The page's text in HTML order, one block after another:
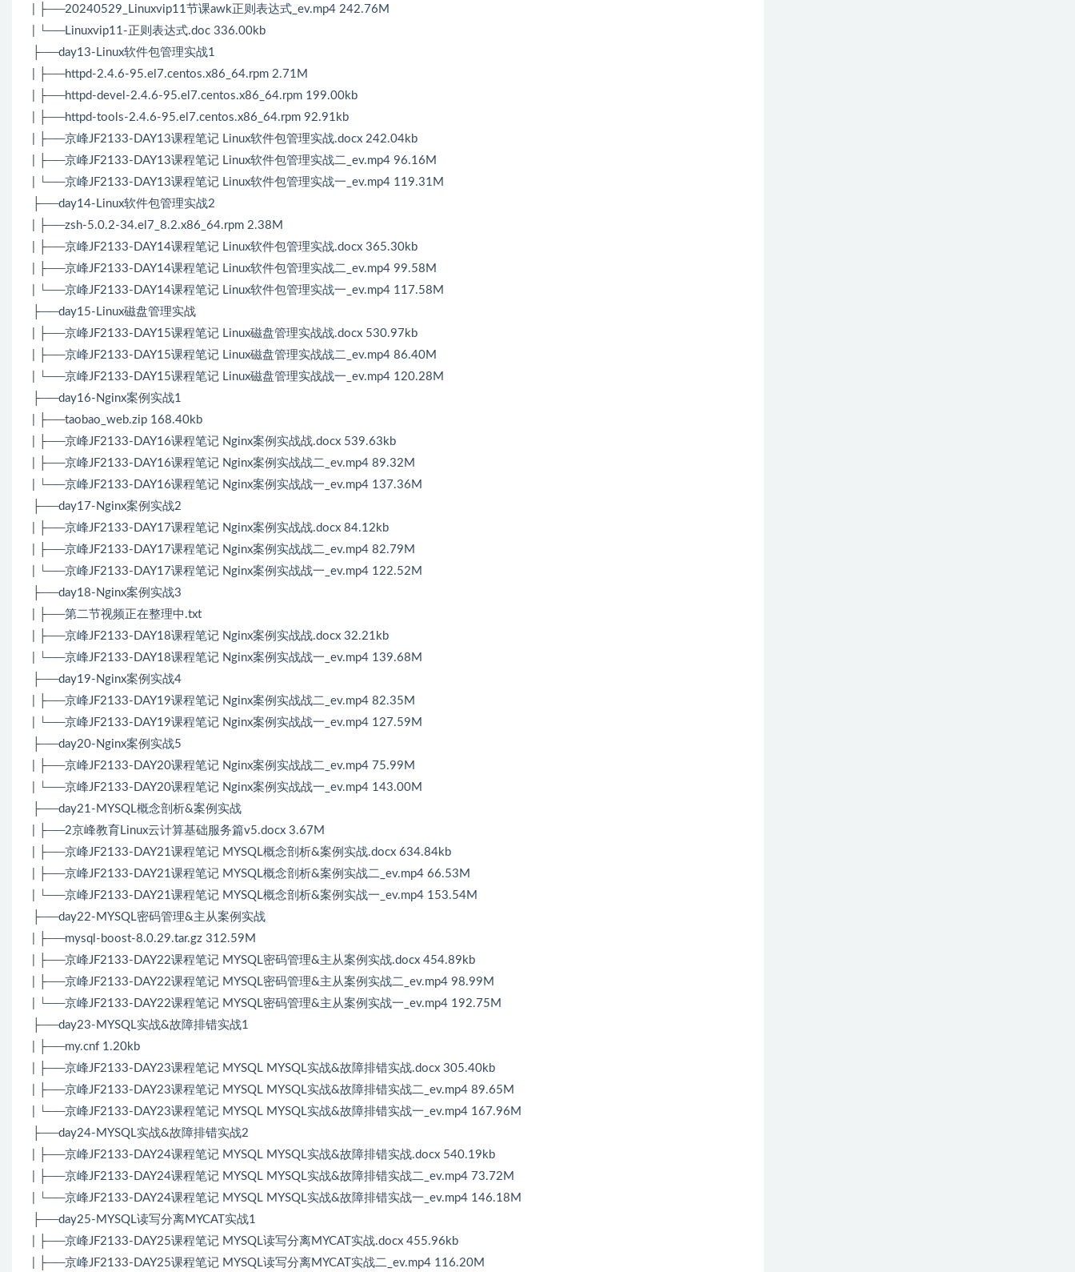
| ├──20240529_Linuxvip11节课awk正则表达式_ev.mp4 242.76M
| └──Linuxvip11-正则表达式.doc 336.00kb
├──day13-Linux软件包管理实战1
| ├──httpd-2.4.6-95.el7.centos.x86_64.rpm 2.71M
| ├──httpd-devel-2.4.6-95.el7.centos.x86_64.rpm 199.00kb
| ├──httpd-tools-2.4.6-95.el7.centos.x86_64.rpm 92.91kb
| ├──京峰JF2133-DAY13课程笔记 Linux软件包管理实战.docx 242.04kb
| ├──京峰JF2133-DAY13课程笔记 Linux软件包管理实战二_ev.mp4 96.16M
| └──京峰JF2133-DAY13课程笔记 Linux软件包管理实战一_ev.mp4 119.31M
├──day14-Linux软件包管理实战2
| ├──zsh-5.0.2-34.el7_8.2.x86_64.rpm 2.38M
| ├──京峰JF2133-DAY14课程笔记 Linux软件包管理实战.docx 365.30kb
| ├──京峰JF2133-DAY14课程笔记 Linux软件包管理实战二_ev.mp4 99.58M
| └──京峰JF2133-DAY14课程笔记 Linux软件包管理实战一_ev.mp4 117.58M
├──day15-Linux磁盘管理实战
| ├──京峰JF2133-DAY15课程笔记 Linux磁盘管理实战战.docx 530.97kb
| ├──京峰JF2133-DAY15课程笔记 Linux磁盘管理实战战二_ev.mp4 86.40M
| └──京峰JF2133-DAY15课程笔记 Linux磁盘管理实战战一_ev.mp4 120.28M
├──day16-Nginx案例实战1
| ├──taobao_web.zip 168.40kb
| ├──京峰JF2133-DAY16课程笔记 Nginx案例实战战.docx 539.63kb
| ├──京峰JF2133-DAY16课程笔记 Nginx案例实战战二_ev.mp4 89.32M
| └──京峰JF2133-DAY16课程笔记 Nginx案例实战战一_ev.mp4 137.36M
├──day17-Nginx案例实战2
| ├──京峰JF2133-DAY17课程笔记 Nginx案例实战战.docx 84.12kb
| ├──京峰JF2133-DAY17课程笔记 Nginx案例实战战二_ev.mp4 82.79M
| └──京峰JF2133-DAY17课程笔记 Nginx案例实战战一_ev.mp4 122.52M
├──day18-Nginx案例实战3
| ├──第二节视频正在整理中.txt
| ├──京峰JF2133-DAY18课程笔记 Nginx案例实战战.docx 32.21kb
| └──京峰JF2133-DAY18课程笔记 Nginx案例实战战一_ev.mp4 139.68M
├──day19-Nginx案例实战4
| ├──京峰JF2133-DAY19课程笔记 Nginx案例实战战二_ev.mp4 82.35M
| └──京峰JF2133-DAY19课程笔记 Nginx案例实战战一_ev.mp4 127.59M
├──day20-Nginx案例实战5
| ├──京峰JF2133-DAY20课程笔记 Nginx案例实战战二_ev.mp4 75.99M
| └──京峰JF2133-DAY20课程笔记 Nginx案例实战战一_ev.mp4 143.00M
├──day21-MYSQL概念剖析&案例实战
| ├──2京峰教育Linux云计算基础服务篇v5.docx 3.67M
| ├──京峰JF2133-DAY21课程笔记 MYSQL概念剖析&案例实战.docx 634.84kb
| ├──京峰JF2133-DAY21课程笔记 MYSQL概念剖析&案例实战二_ev.mp4 66.53M
| └──京峰JF2133-DAY21课程笔记 MYSQL概念剖析&案例实战一_ev.mp4 153.54M
├──day22-MYSQL密码管理&主从案例实战
| ├──mysql-boost-8.0.29.tar.gz 312.59M
| ├──京峰JF2133-DAY22课程笔记 MYSQL密码管理&主从案例实战.docx 454.89kb
| ├──京峰JF2133-DAY22课程笔记 MYSQL密码管理&主从案例实战二_ev.mp4 98.99M
| └──京峰JF2133-DAY22课程笔记 MYSQL密码管理&主从案例实战一_ev.mp4 192.75M
├──day23-MYSQL实战&故障排错实战1
| ├──my.cnf 1.20kb
| ├──京峰JF2133-DAY23课程笔记 MYSQL MYSQL实战&故障排错实战.docx 305.40kb
| ├──京峰JF2133-DAY23课程笔记 MYSQL MYSQL实战&故障排错实战二_ev.mp4 89.65M
| └──京峰JF2133-DAY23课程笔记 MYSQL MYSQL实战&故障排错实战一_ev.mp4 167.96M
├──day24-MYSQL实战&故障排错实战2
| ├──京峰JF2133-DAY24课程笔记 MYSQL MYSQL实战&故障排错实战.docx 540.19kb
| ├──京峰JF2133-DAY24课程笔记 MYSQL MYSQL实战&故障排错实战二_ev.mp4 73.72M
| └──京峰JF2133-DAY24课程笔记 MYSQL MYSQL实战&故障排错实战一_ev.mp4 146.18M
├──day25-MYSQL读写分离MYCAT实战1
| ├──京峰JF2133-DAY25课程笔记 MYSQL读写分离MYCAT实战.docx 455.96kb
| ├──京峰JF2133-DAY25课程笔记 MYSQL读写分离MYCAT实战二_ev.mp4 116.20M